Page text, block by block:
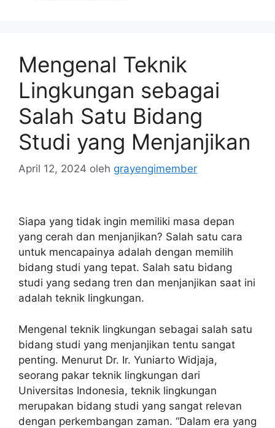
Mengenal Teknik
Lingkungan sebagai
Salah Satu Bidang
Studi yang Menjanjikan
April 12, 2024 oleh grayengimember
Siapa yang tidak ingin memiliki masa depan
yang cerah dan menjanjikan? Salah satu cara
untuk mencapainya adalah dengan memilih
bidang studi yang tepat. Salah satu bidang
studi yang sedang tren dan menjanjikan saat ini
adalah teknik lingkungan.
Mengenal teknik lingkungan sebagai salah satu
bidang studi yang menjanjikan tentu sangat
penting. Menurut Dr. Ir. Yuniarto Widjaja,
seorang pakar teknik lingkungan dari
Universitas Indonesia, teknik lingkungan
merupakan bidang studi yang sangat relevan
dengan perkembangan zaman. “Dalam era yang